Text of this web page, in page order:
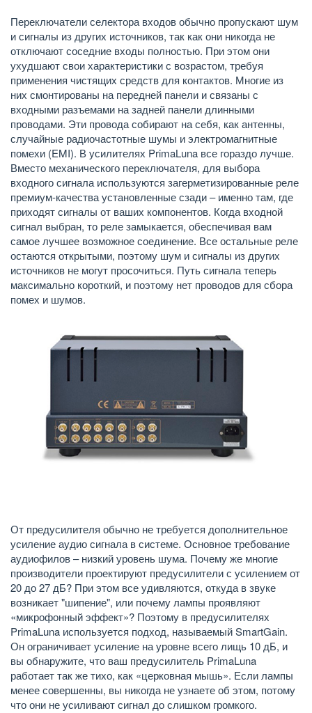
Переключатели селектора входов обычно пропускают шум
и сигналы из других источников, так как они никогда не
отключают соседние входы полностью. При этом они
ухудшают свои характеристики с возрастом, требуя
применения чистящих средств для контактов. Многие из
них смонтированы на передней панели и связаны с
входными разъемами на задней панели длинными
проводами. Эти провода собирают на себя, как антенны,
случайные радиочастотные шумы и электромагнитные
помехи (EMI). В усилителях PrimaLuna все гораздо лучше.
Вместо механического переключателя, для выбора
входного сигнала используются загерметизированные реле
премиум-качества установленные сзади – именно там, где
приходят сигналы от ваших компонентов. Когда входной
сигнал выбран, то реле замыкается, обеспечивая вам
самое лучшее возможное соединение. Все остальные реле
остаются открытыми, поэтому шум и сигналы из других
источников не могут просочиться. Путь сигнала теперь
максимально короткий, и поэтому нет проводов для сбора
помех и шумов.
От предусилителя обычно не требуется дополнительное
усиление аудио сигнала в системе. Основное требование
аудиофилов – низкий уровень шума. Почему же многие
производители проектируют предусилители с усилением от
20 до 27 дБ? При этом все удивляются, откуда в звуке
возникает "шипение", или почему лампы проявляют
«микрофонный эффект»? Поэтому в предусилителях
PrimaLuna используется подход, называемый SmartGain.
Он ограничивает усиление на уровне всего лищь 10 дБ, и
вы обнаружите, что ваш предусилитель PrimaLuna
работает так же тихо, как «церковная мышь». Если лампы
менее совершенны, вы никогда не узнаете об этом, потому
что они не усиливают сигнал до слишком громкого.